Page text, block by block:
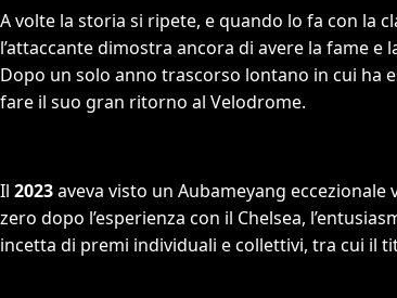
A volte la storia si ripete, e quando lo fa con la
l’attaccante dimostra ancora di avere la fame
Dopo un solo anno trascorso lontano in cui ha
fare il suo gran ritorno al Velodrome.
Il 2023aveva visto un Aubameyang
zero dopo l’esperienza con il Chelsea,
incetta di premi individuali e collettivi, tra cui il